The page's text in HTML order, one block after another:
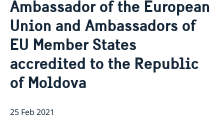
GDPR Data Protection Policy
Eastern Partnership
News
Ambassador Katarina Fried’s message on 8 March,
International Women’s Day
Development Cooperation
Ambassador of the European
Union and Ambassadors of
EU Member States
accredited to the Republic
of Moldova
25 Feb 2021